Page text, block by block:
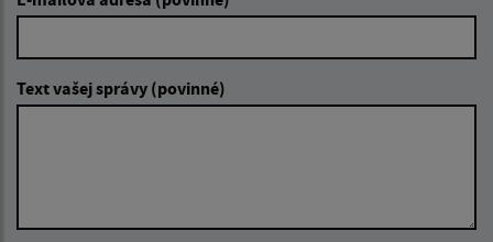
Text vašej správy (povinné)